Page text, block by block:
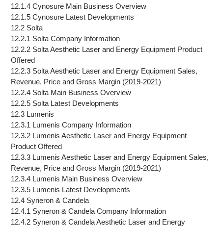
12.1.4 Cynosure Main Business Overview
12.1.5 Cynosure Latest Developments
12.2 Solta
12.2.1 Solta Company Information
12.2.2 Solta Aesthetic Laser and Energy Equipment Product
Offered
12.2.3 Solta Aesthetic Laser and Energy Equipment Sales,
Revenue, Price and Gross Margin (2019-2021)
12.2.4 Solta Main Business Overview
12.2.5 Solta Latest Developments
12.3 Lumenis
12.3.1 Lumenis Company Information
12.3.2 Lumenis Aesthetic Laser and Energy Equipment
Product Offered
12.3.3 Lumenis Aesthetic Laser and Energy Equipment Sales,
Revenue, Price and Gross Margin (2019-2021)
12.3.4 Lumenis Main Business Overview
12.3.5 Lumenis Latest Developments
12.4 Syneron & Candela
12.4.1 Syneron & Candela Company Information
12.4.2 Syneron & Candela Aesthetic Laser and Energy